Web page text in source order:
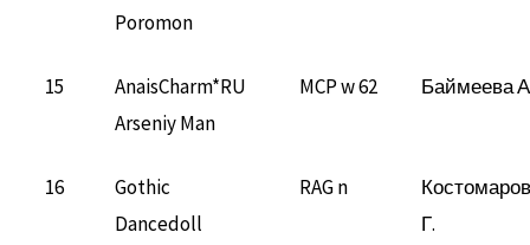
Poromon
15
AnaisCharm*RU
Arseniy Man
MCP w 62 Баймеева
16
Gothic
Dancedoll
RAG n
Г.